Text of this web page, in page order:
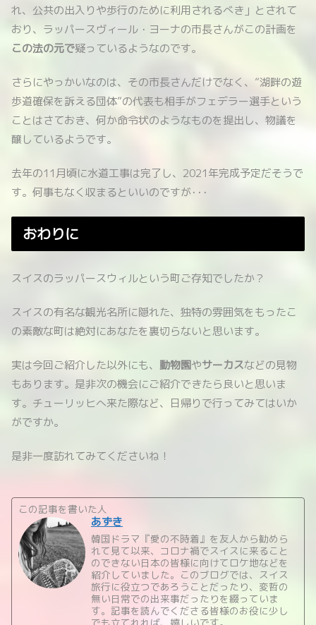
れ、公共の出入りや歩行のために利用されるべき」とされて
おり、ラッパースヴィール・ヨーナの市長さんがこの計画を
この法の元で疑っているようなのです。
さらにやっかいなのは、その市長さんだけでなく、”湖畔の遊
歩道確保を訴える団体”の代表も相手がフェデラー選手という
ことはさておき、何か命令状のようなものを提出し、物議を
醸しているようです。
去年の11月頃に水道工事は完了し、2021年完成予定だそうで
す。何事もなく収まるといいのですが･･･
おわりに
スイスのラッパースウィルという町ご存知でしたか？
スイスの有名な観光名所に隠れた、独特の雰囲気をもったこ
の素敵な町は絶対にあなたを裏切らないと思います。
実は今回ご紹介した以外にも、 動物園やサーカスなどの見物
もあります。是非次の機会にご紹介できたら良いと思いま
す。チューリッヒへ来た際など、日帰りで行ってみてはいか
がですか。
是非一度訪れてみてくださいね！
この記事を書いた人
あずき
韓国ドラマ『愛の不時着』を友人から勧めら
れて見て以来、コロナ禍でスイスに来ること
のできない日本の皆様に向けてロケ地などを
紹介していました。このブログでは、スイス
旅行に役立つであろうことだったり、変哲の
無い日常での出来事だったりを綴っていま
す。記事を読んでくださる皆様のお役に少し